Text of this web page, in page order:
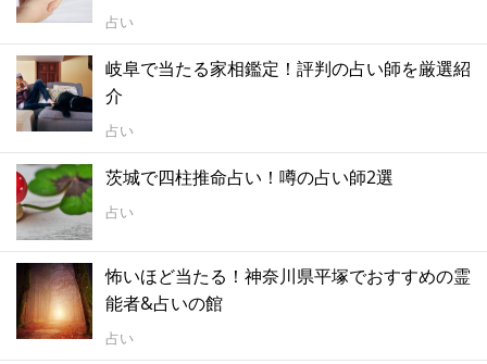
占い
岐阜で当たる家相鑑定！評判の占い師を厳選紹
介
占い
茨城で四柱推命占い！噂の占い師2選
占い
怖いほど当たる！神奈川県平塚でおすすめの霊
能者&占いの館
占い